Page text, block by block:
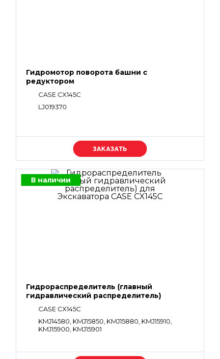
Гидромотор поворота башни с
редуктором
CASE CX145C
LJ019370
Уточняйте цену
В наличии
Гидрораспределитель (главный
гидравлический распределитель)
CASE CX145C
KMJ14580, KMJ15850, KMJ15880, KMJ15910,
KMJ15900, KMJ15901